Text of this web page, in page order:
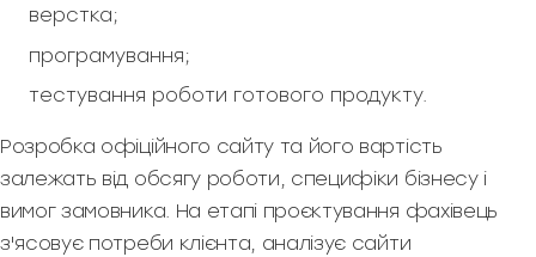
верстка;
програмування;
тестування роботи готового продукту.
Розробка офіційного сайту та його вартість
залежать від обсягу роботи, специфіки бізнесу і
вимог замовника. На етапі проєктування фахівець
з'ясовує потреби клієнта, аналізує сайти